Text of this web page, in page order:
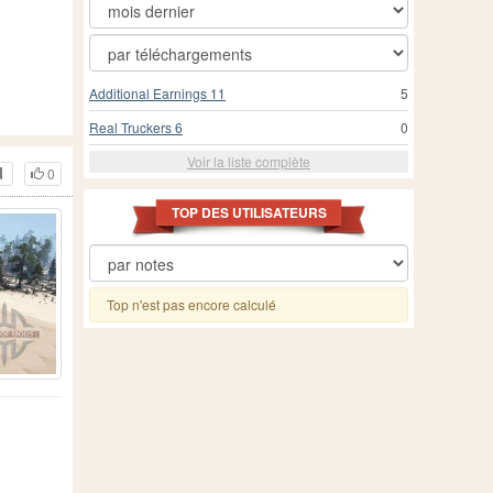
0
5
Additional Earnings 11
0
Real Truckers 6
Voir la liste complète
TOP DES UTILISATEURS
Top n'est pas encore calculé